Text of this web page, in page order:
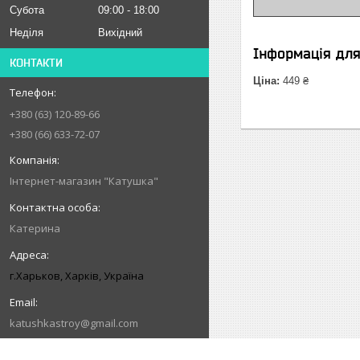
Субота 09:00
18:00
Неділя
Вихідний
КОНТАКТИ
+380 (63) 120-89-66
+380 (66) 633-72-07
Інтернет-магазин "Катушка"
Катерина
г.Харьков, Харків, Україна
katushkastroy@gmail.com
Інформація
Ціна: 449 ₴